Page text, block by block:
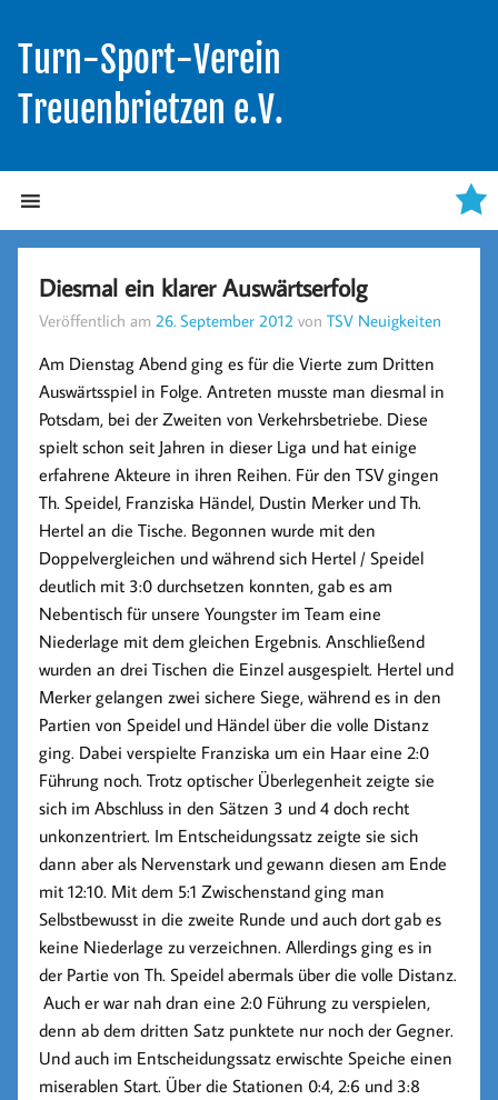
Turn-Sport-Verein
Treuenbrietzen e.V.
Diesmal ein klarer Auswärtserfolg
Veröffentlich am 26. September 2012 vonTSV Neuigkeiten
Am Dienstag Abend ging es für die Vierte zum Dritten
Auswärtsspiel in Folge. Antreten musste man diesmal in
Potsdam, bei der Zweiten von Verkehrsbetriebe. Diese
spielt schon seit Jahren in dieser Liga und hat einige
erfahrene Akteure in ihren Reihen. Für den TSV gingen
Th. Speidel, Franziska Händel, Dustin Merker und Th.
Hertel an die Tische. Begonnen wurde mit den
Doppelvergleichen und während sich Hertel / Speidel
deutlich mit 3:0 durchsetzen konnten, gab es am
Nebentisch für unsere Youngster im Team eine
Niederlage mit dem gleichen Ergebnis. Anschließend
wurden an drei Tischen die Einzel ausgespielt. Hertel und
Merker gelangen zwei sichere Siege, während es in den
Partien von Speidel und Händel über die volle Distanz
ging. Dabei verspielte Franziska um ein Haar eine 2:0
Führung noch. Trotz optischer Überlegenheit zeigte sie
sich im Abschluss in den Sätzen 3 und 4 doch recht
unkonzentriert. Im Entscheidungssatz zeigte sie sich
dann aber als Nervenstark und gewann diesen am Ende
mit 12:10. Mit dem 5:1 Zwischenstand ging man
Selbstbewusst in die zweite Runde und auch dort gab es
keine Niederlage zu verzeichnen. Allerdings ging es in
der Partie von Th. Speidel abermals über die volle Distanz.
Auch er war nah dran eine 2:0 Führung zu verspielen,
denn ab dem dritten Satz punktete nur noch der Gegner.
Und auch im Entscheidungssatz erwischte Speiche einen
miserablen Start. Über die Stationen 0:4, 2:6 und 3:8